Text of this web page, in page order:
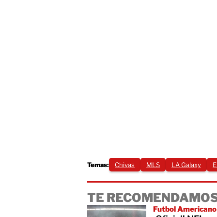
Temas: Chivas MLS LA Galaxy
TE
Futbol Americano